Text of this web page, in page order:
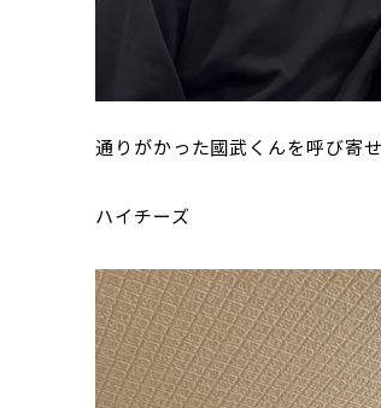
通りがかった國武くんを呼び寄
ハイチーズ